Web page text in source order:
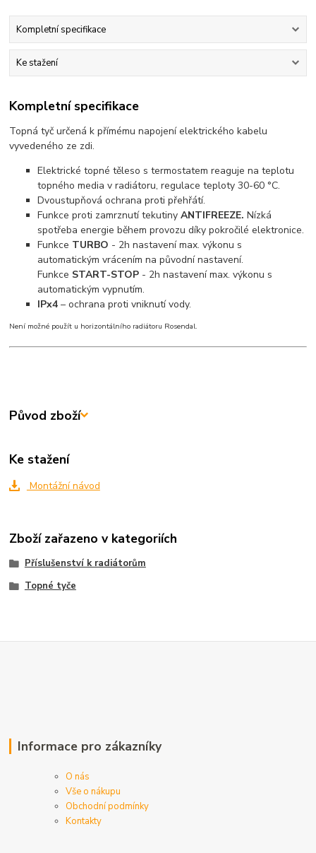
Kompletní specifikace
Ke stažení
Kompletní specifikace
Topná tyč určená k přímému napojení elektrického kabelu
vyvedeného ze zdi.
Elektrické topné těleso s termostatem reaguje na teplotu
topného media v radiátoru, regulace teploty 30-60 °C.
Dvoustupňová ochrana proti přehřátí.
Funkce proti zamrznutí tekutinyANTIFREEZE. Nízká
spotřeba energie během provozu díky pokročilé elektronice.
Funkce TURBO - 2h nastavení max. výkonu s
automatickým vrácením na původní nastavení.
Funkce START-STOP - 2h nastavení max. výkonu s
automatickým vypnutím.
IPx4 – ochrana proti vniknutí vody.
Není možné použít u horizontálního radiátoru Rosendal.
Původ zboží
Ke stažení
Montážní návod
Zboží zařazeno v kategoriích
Příslušenství k radiátorům
Topné tyče
Informace pro zákazníky
O nás
Vše o nákupu
Obchodní podmínky
Kontakty